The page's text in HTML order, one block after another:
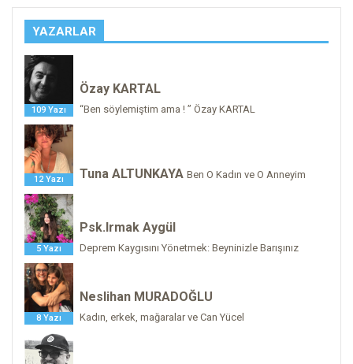
YAZARLAR
109 Yazı
Özay KARTAL
“Ben söylemiştim ama ! ” Özay KARTAL
12 Yazı Tuna ALTUNKAYA Ben O Kadın ve O Anneyim
5 Yazı
Psk.Irmak Aygül
Deprem Kaygısını Yönetmek: Beyninizle Barışınız
8 Yazı
Neslihan MURADOĞLU
Kadın, erkek, mağaralar ve Can Yücel